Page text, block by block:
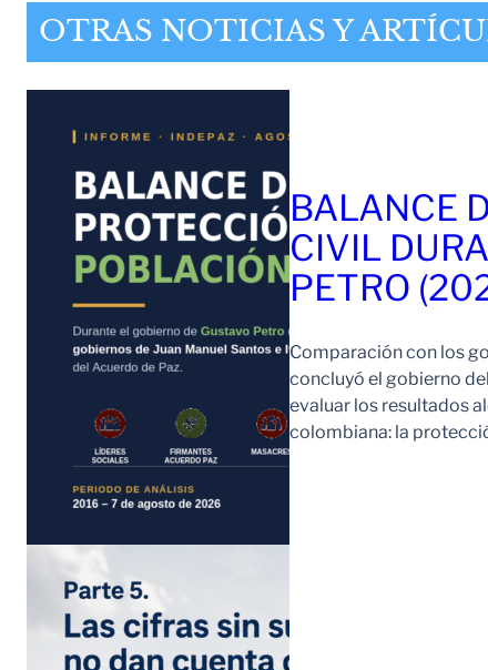
OTRAS NOTICIAS Y
BALANCE
CIVIL
PETRO
Comparación con los
concluyó el gobierno
evaluar los resultados
colombiana: la